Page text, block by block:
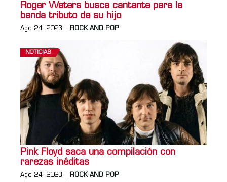
Roger Waters busca cantante para la
banda tributo de su hijo
Ago 24, 2023 ROCK AND POP
NOTICIAS
Pink Floyd saca una compilación con
rarezas inéditas
Ago 24, 2023 ROCK AND POP